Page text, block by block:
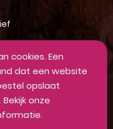
cookies. Een
dat een website
opslaat
onze